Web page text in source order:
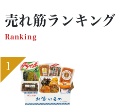
売れ筋ランキング
Ranking